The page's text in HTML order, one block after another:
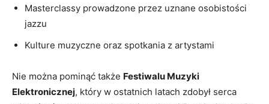
Masterclassy prowadzone przez uznane ‍osobistości
jazzu
Kulture muzyczne oraz spotkania z‍ artystami
Nie można pominąć także Festiwalu Muzyki
Elektronicznej, który w ostatnich latach zdobył serca